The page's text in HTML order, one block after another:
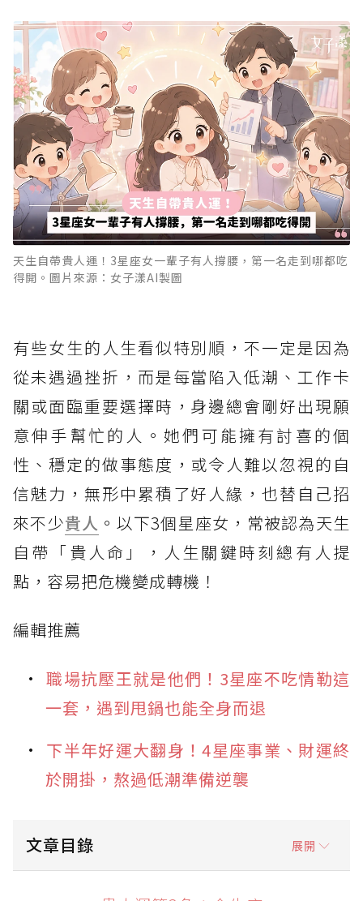
天生自帶貴人運！3星座女一輩子有人撐腰，第一名走到哪都吃
得開。圖片來源：女子漾AI製圖
有些女生的人生看似特別順，不一定是因為
從未遇過挫折，而是每當陷入低潮、工作卡
關或面臨重要選擇時，身邊總會剛好出現願
意伸手幫忙的人。她們可能擁有討喜的個
性、穩定的做事態度，或令人難以忽視的自
信魅力，無形中累積了好人緣，也替自己招
來不少貴人 。以下3個星座女，常被認為天生
自帶「貴人命」，人生關鍵時刻總有人提
點，容易把危機變成轉機！
編輯推薦
職場抗壓王就是他們！3星座不吃情勒這
一套，遇到甩鍋也能全身而退
下半年好運大翻身！4星座事業、財運終
於開掛，熬過低潮準備逆襲
文章目錄 展開
貴人運第3名：金牛座